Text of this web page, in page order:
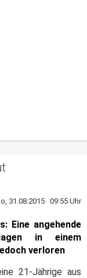
31.08.2015 09:55 Uhr
Eine angehende
in einem
verloren
21-Jährige aus